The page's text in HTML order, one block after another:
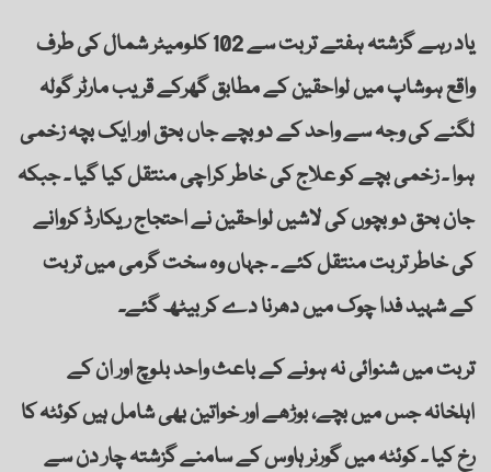
یاد رہے گزشتہ ہفتے تربت سے 102 کلومیٹر شمال کی طرف
واقع ہوشاپ میں لواحقین کے مطابق گھرکے قریب مارٹر گولہ
لگنے کی وجہ سے واحد کے دو بچے جاں بحق اور ایک بچہ زخمی
ہوا ۔ زخمی بچے کو علاج کی خاطر کراچی منتقل کیا گیا ۔ جبکہ
جان بحق دو بچوں کی لاشیں لواحقین نے احتجاج ریکارڈ کروانے
کی خاطر تربت منتقل کئے ۔ جہاں وہ سخت گرمی میں تربت
کے شہید فدا چوک میں دھرنا دے کر بیٹھ گئے۔
تربت میں شنوائی نہ ہونے کے باعث واحد بلوچ اور ان کے
اہلخانہ جس میں بچے، بوڑھے اور خواتین بھی شامل ہیں کوئٹہ کا
رخ کیا ۔ کوئٹہ میں گورنر ہاوس کے سامنے گزشتہ چار دن سے